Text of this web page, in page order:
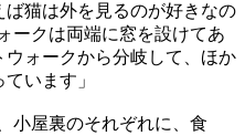
猫は外を見るのが好きなの
ークは両端に窓を設けてあ
ォークから分岐して、ほか
います」
小屋裏のそれぞれに、食